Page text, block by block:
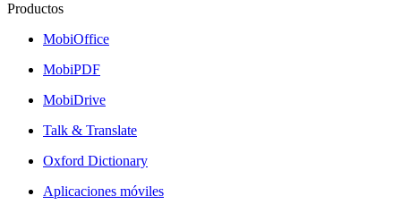
Productos
MobiOffice
MobiPDF
MobiDrive
Talk & Translate
Oxford Dictionary
Aplicaciones móviles